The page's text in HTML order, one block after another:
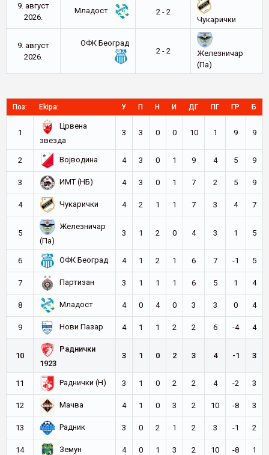
9. август
2026.
Младост
2 - 2
Чукарички
9. август
2026.
ОФК Београд
2 - 2
Железничар
(Па)
Поз: Ekipa: У П Н И ДГ ПГ ГР Б
1
Црвена
звезда
3 3 0 0 10 1 9 9
2 Војводина 4 3 0 1 9 4 5 9
3 ИМТ (НБ) 4 3 0 1 7 2 5 9
4 Чукарички 4 2 1 1 7 3 4 7
5
Железничар
(Па)
3 1 2 0 4 3 1 5
6 ОФК Београд 4 1 2 1 6 7 -1 5
7 Партизан 3 1 1 1 6 5 1 4
8 Младост 4 0 4 0 3 3 0 4
9 Нови Пазар 4 1 1 2 2 6 -4 4
10
Раднички
1923
3 1 0 2 3 4 -1 3
11 Раднички (Н) 3 1 0 2 2 4 -2 3
12 Мачва 4 1 0 3 2 10 -8 3
13 Радник 3 0 2 1 2 3 -1 2
14 Земун 4 0 1 3 2 10 -8 1